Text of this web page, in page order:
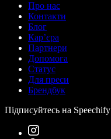
Про нас
Контакти
Блог
Кар’єра
Партнери
Допомога
Статус
Для преси
Брендбук
Підписуйтесь на Speechify